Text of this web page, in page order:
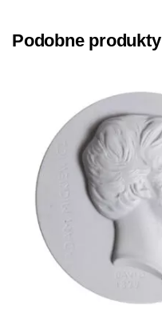
Podobne produkty